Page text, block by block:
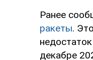
Ранее
ракеты.
декабре